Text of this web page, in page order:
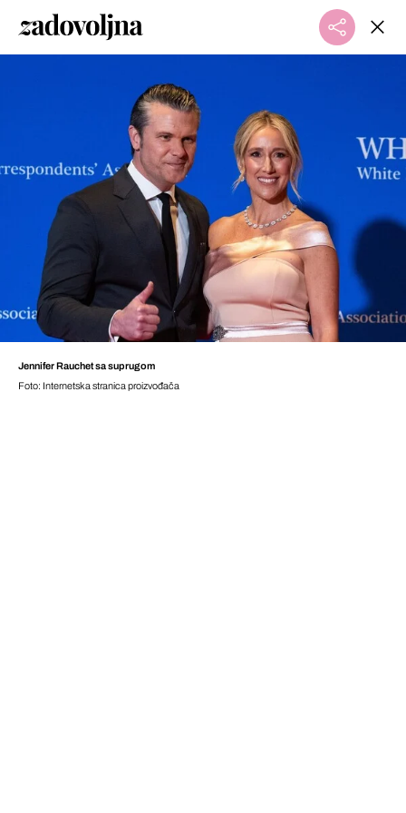
Jennifer Rauchet sa suprugom
Foto: Internetska stranica proizvođača